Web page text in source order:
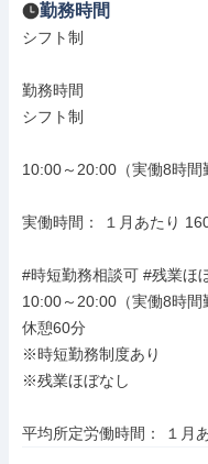
勤務時間
シフト制
勤務時間
シフト制
10:00～20:00（実働8時
実働時間： １月あたり
#時短勤務相談可 #残業ほ
10:00～20:00（実働8時間
休憩60分
※時短勤務制度あり
※残業ほぼなし
平均所定労働時間： １月